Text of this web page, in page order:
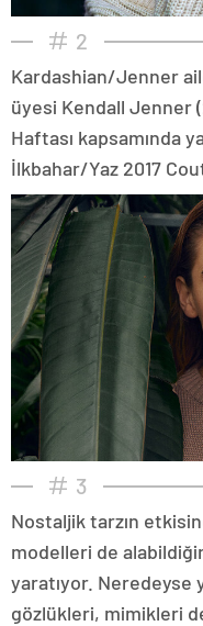
2
Kardashian/Jenner
üyesi Kendall Jenner
Haftası kapsamında
İlkbahar/Yaz 2017
3
Nostaljik tarzın
modelleri de
yaratıyor. Neredeyse
gözlükleri, mimikleri